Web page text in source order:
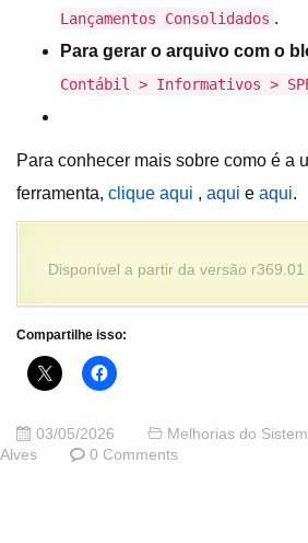
Lançamentos Consolidados .
Para gerar o arquivo com o
Contábil > Informativos >
Para conhecer mais sobre como é a
ferramenta, clique aqui , aqui e aqui.
Disponível a partir da versão r369.01
Compartilhe isso:
03/05/2026 Melhorias do
Alves
0 Comments